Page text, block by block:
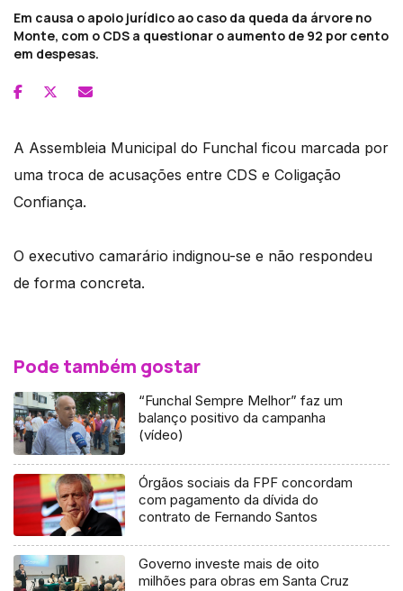
Em causa o apoio jurídico ao caso da queda da árvore no
Monte, com o CDS a questionar o aumento de 92 por cento
em despesas.
A Assembleia Municipal do Funchal ficou marcada por
uma troca de acusações entre CDS e Coligação
Confiança.
O executivo camarário indignou-se e não respondeu
de forma concreta.
Pode também gostar
“Funchal Sempre Melhor” faz um
balanço positivo da campanha
(vídeo)
Órgãos sociais da FPF concordam
com pagamento da dívida do
contrato de Fernando Santos
Governo investe mais de oito
milhões para obras em Santa Cruz